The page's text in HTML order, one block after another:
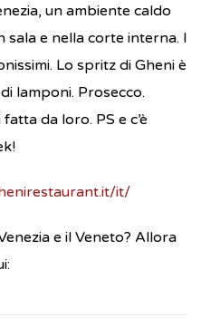
un ambiente caldo
sala e nella corte interna. I
Lo spritz di Gheni è
lamponi. Prosecco.
da loro. PS e c’è
it/
e il Veneto? Allora